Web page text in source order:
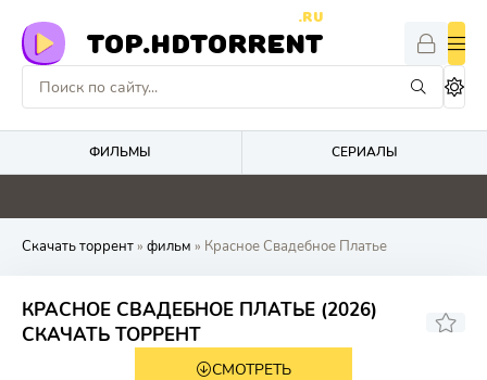
TOP.HDTORRENT
.RU
ФИЛЬМЫ СЕРИАЛЫ
4.9 0 5 0
Скачать торрент» фильм » Красное Свадебное Платье
КРАСНОЕ СВАДЕБНОЕ ПЛАТЬЕ (2026)
СКАЧАТЬ ТОРРЕНТ
СМОТРЕТЬ